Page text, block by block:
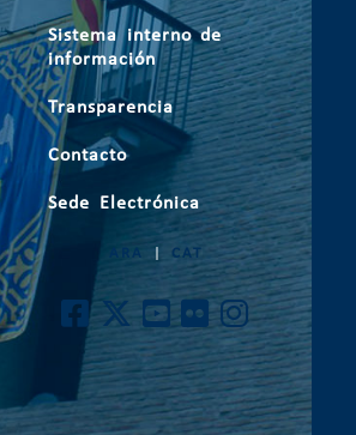
Sistema interno de
información
Transparencia
Contacto
Sede Electrónica
CAT